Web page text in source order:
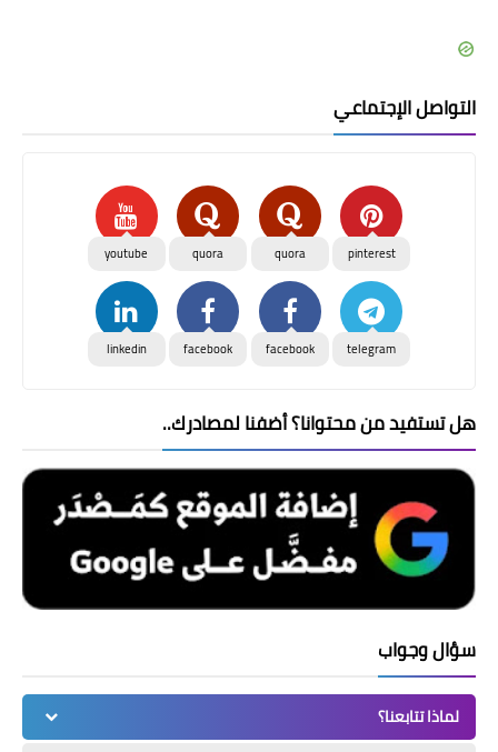
التواصل الإجتماعي
pinterest
quora
quora
youtube
telegram
facebook
facebook
linkedin
هل تستفيد من محتوانا؟ أضفنا لمصادرك..
سؤال وجواب
لماذا تتابعنا؟